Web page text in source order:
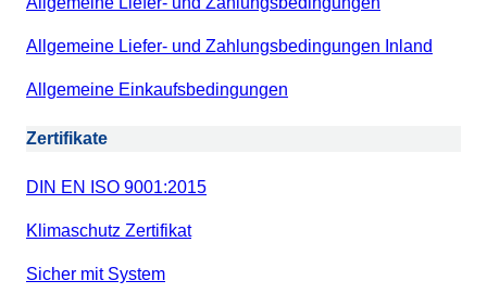
Allgemeine Liefer- und Zahlungsbedingungen Inland
Allgemeine Einkaufsbedingungen
Zertifikate
DIN EN ISO 9001:2015
Klimaschutz Zertifikat
Sicher mit System